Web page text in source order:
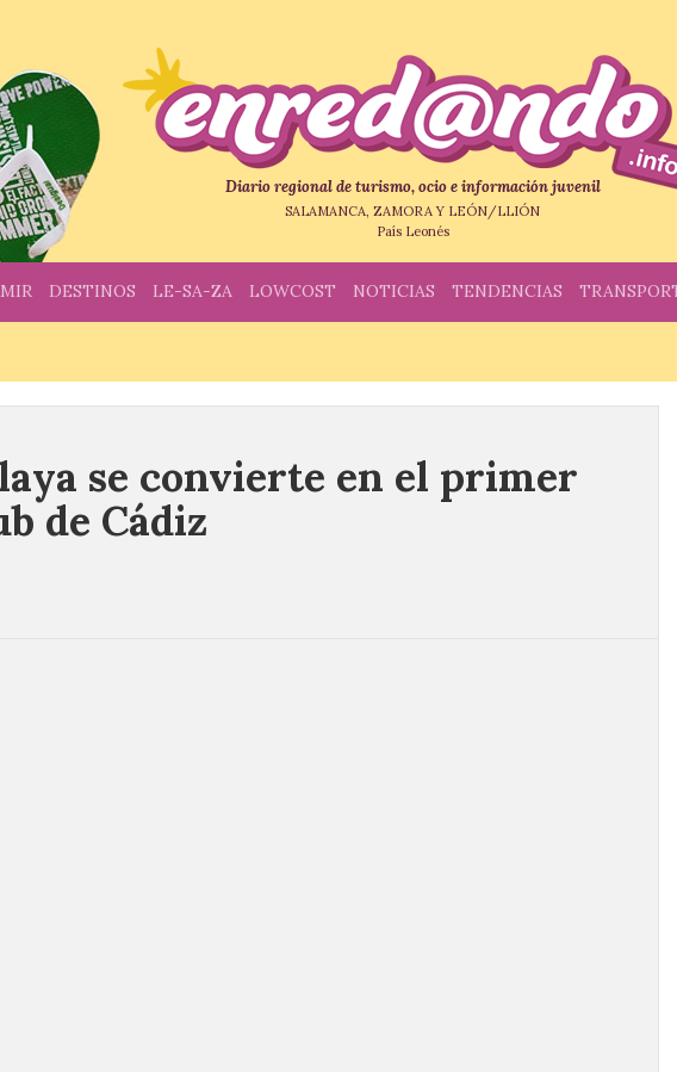
Diario regional de turismo, ocio e información juvenil
SALAMANCA, ZAMORA Y LEÓN/LLIÓN
País Leonés
DESTINOS LE-SA-ZA LOWCOST NOTICIAS TENDENCIAS
se convierte en el primer
de Cádiz